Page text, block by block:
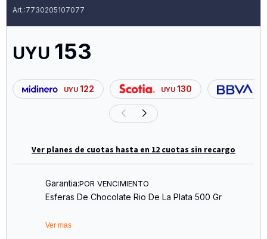
7730205107077
UYU 153
UYU 122 UYU 130
Ver planes de cuotas hasta en 12 cuotas sin recargo
Garantia:POR VENCIMIENTO
Esferas De Chocolate Rio De La Plata 500 Gr
Ver mas